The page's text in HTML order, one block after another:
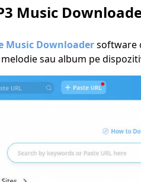
Music
Music Downloadersoftware
sau album pe